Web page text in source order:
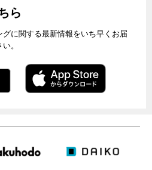
ら
に関する最新情報をいち早くお届
。